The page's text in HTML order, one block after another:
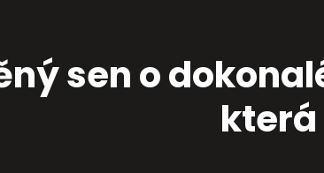
sen o
která